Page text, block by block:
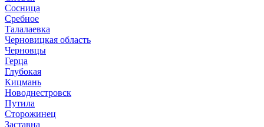
Сосница
Сребное
Талалаевка
Черновицкая область
Черновцы
Герца
Глубокая
Кицмань
Новоднестровск
Путила
Сторожинец
Заставна